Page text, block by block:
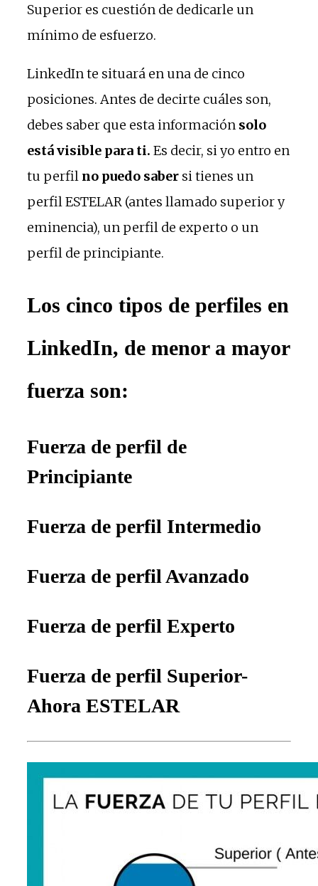
Superior es cuestión de dedicarle un
mínimo de esfuerzo.
LinkedIn te situará en una de cinco
posiciones. Antes de decirte cuáles son,
debes saber que esta información solo
está visible para ti. Es decir, si yo entro en
tu perfil no puedo saber si tienes un
perfil ESTELAR (antes llamado superior y
eminencia), un perfil de experto o un
perfil de principiante.
Los cinco tipos de perfiles en
LinkedIn, de menor a mayor
fuerza son:
Fuerza de perfil de
Principiante
Fuerza de perfil Intermedio
Fuerza de perfil Avanzado
Fuerza de perfil Experto
Fuerza de perfil Superior-
Ahora ESTELAR